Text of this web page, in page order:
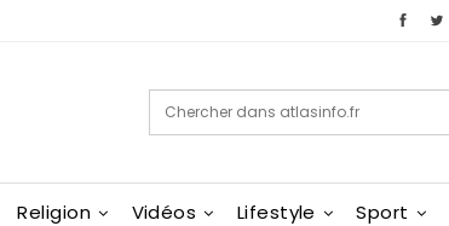
Religion Vidéos Lifestyle Sport